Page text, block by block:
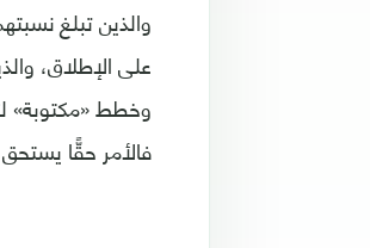
فالأمر حقًّا يستحق